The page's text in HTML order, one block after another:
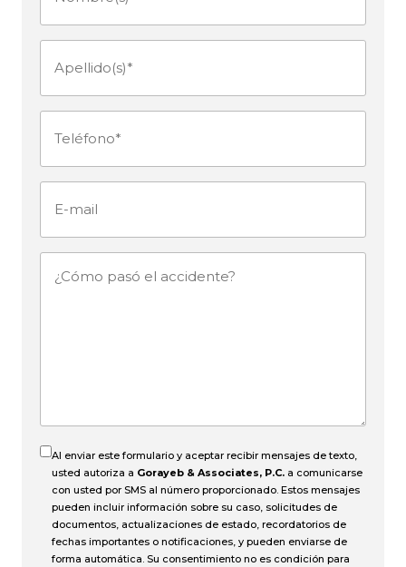
Apellido(s)
Teléfono (Obligatorio)
¿Cómo
Al enviar este formulario y aceptar recibir mensajes de texto,
usted autoriza a Gorayeb & Associates, P.C. a comunicarse
con usted por SMS al número proporcionado. Estos mensajes
pueden incluir información sobre su caso, solicitudes de
documentos, actualizaciones de estado, recordatorios de
fechas importantes o notificaciones, y pueden enviarse de
forma automática. Su consentimiento no es condición para